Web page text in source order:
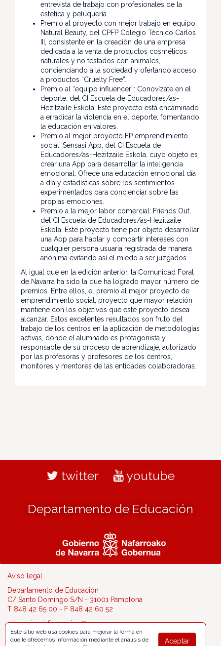
entrevista de trabajo con profesionales de la
estética y peluquería.
Premio al proyecto con mejor trabajo en equipo:
Natural Beauty, del CPFP Colegio Técnico Carlos
III, consistente en la creación de una empresa
dedicada a la venta de productos cosméticos
naturales y no testados con animales,
concienciando a la sociedad y ofertando acceso
a productos “Cruelty Free”.
Premio al “equipo influencer”: Conovízate en el
deporte, del CI Escuela de Educadores/as-
Hezitzaile Eskola. Este proyecto está encaminado
a erradicar la violencia en el deporte, fomentando
la educación en valores.
Premio al mejor proyecto FP emprendimiento
social: Sensasi App, del CI Escuela de
Educadores/as-Hezitzaile Eskola, cuyo objeto es
crear una App para desarrollar la inteligencia
emocional. Ofrece una educación emocional día
a día y estadísticas sobre los sentimientos
experimentados para concienciar sobre las
propias emociones.
Premio a la mejor labor comercial : Friends Out,
del CI Escuela de Educadores/as-Hezitzaile
Eskola. Este proyecto tiene por objeto desarrollar
una App para hablar y compartir intereses con
cualquier persona usuaria registrada de manera
anónima evitando así el miedo a ser juzgados.
Al igual que en la edición anterior, la Comunidad Foral
de Navarra ha sido la que ha logrado mayor número de
premios. Entre ellos, el premio al mejor proyecto de
emprendimiento social, proyecto que mayor relación
mantiene con los objetivos que este proyecto desea
alcanzar. Estos excelentes resultados son fruto del
trabajo de los centros en la aplicación de metodologías
activas, donde el alumnado es protagonista y
responsable de su proceso de aprendizaje, autorizado
por las profesoras y profesores de los centros,
monitores y mentores de las entidades colaboradoras.
twitter youtube
Departamento de Educación
Aviso legal
Departamento de Educación
C/ Santo Domingo S/N - 31001 Pamplona
T 848 42 65 00 - F 848 42 60 52
educacion.informacion@navarra.es
Aceptar
Este sitio web usa cookies para mejorar la forma en
que le ofrecemos información mediante el análisis de